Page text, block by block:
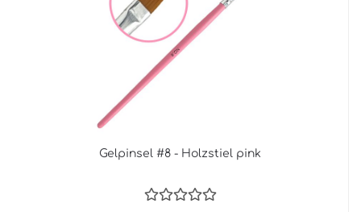
Gelpinsel #8 - Holzstiel pink